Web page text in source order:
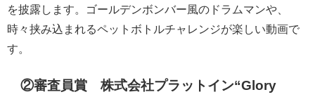
を披露します。ゴールデンボンバー風のドラムマンや、
時々挟み込まれるペットボトルチャレンジが楽しい動画で
す。
②審査員賞 株式会社プラットイン“Glory